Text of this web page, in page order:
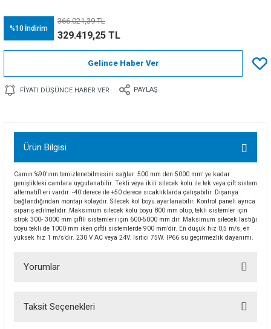
%10 İndirim
366.021,39 TL
329.419,25 TL
Gelince Haber Ver
FIYATI DÜŞÜNCE HABER VER PAYLAŞ
Ürün Bilgisi
Camın %90’ının temizlenebilmesini sağlar. 500 mm den 5000 mm’ ye kadar
genişlikteki camlara uygulanabilir. Tekli veya ikili silecek kolu ile tek veya çift sistem
alternatifl eri vardır. -40 derece ile +50 derece sıcaklıklarda çalışabilir. Dışarıya
bağlandığından montajı kolaydır. Silecek kol boyu ayarlanabilir. Kontrol paneli ayrıca
sipariş edilmelidir. Maksimum silecek kolu boyu 800 mm olup, tekli sistemler için
strok 300- 3000 mm çiftli sistemleri için 600-5000 mm dir. Maksimum silecek lastiği
boyu tekli de 1000 mm iken çiftli sistemlerde 900 mm’dir. En düşük hız 0,5 m/s, en
yüksek hız 1 m/s’dir. 230 V AC veya 24V. Isıtıcı 75W. IP66 su geçirmezlik dayanımı.
Yorumlar
Taksit Seçenekleri